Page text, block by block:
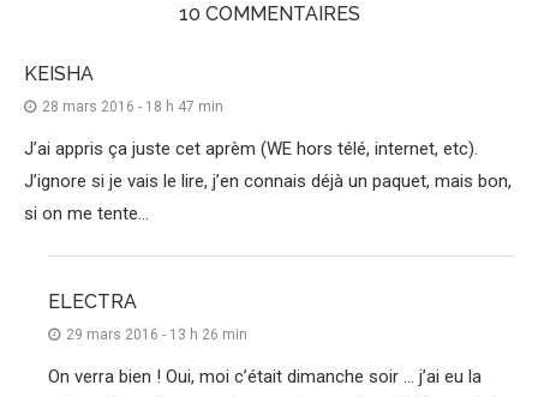
10 COMMENTAIRES
KEISHA
28 mars 2016 - 18 h 47 min
J’ai appris ça juste cet aprèm (WE hors télé, internet, etc).
J’ignore si je vais le lire, j’en connais déjà un paquet, mais bon,
si on me tente…
ELECTRA
29 mars 2016 - 13 h 26 min
On verra bien ! Oui, moi c’était dimanche soir … j’ai eu la